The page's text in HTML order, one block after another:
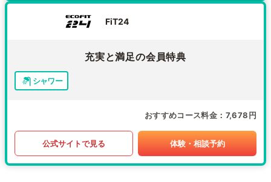
FiT24
充実と満足の会員特典
シャワー
おすすめコース料金 7,678円
公式サイトで見る 体験・相談予約